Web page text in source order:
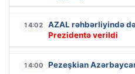
14:02 AZAL rəhbərliyində
Prezidentə verildi
14:00 Pezeşkian